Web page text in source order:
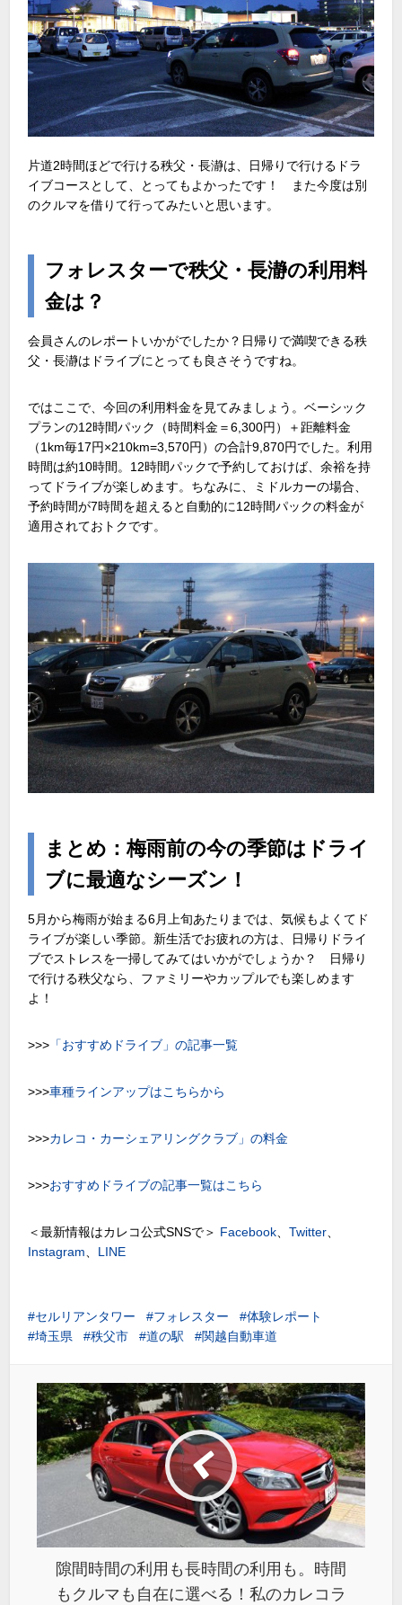
片道2時間ほどで行ける秩父・長瀞は、日帰りで行けるドラ
イブコースとして、とってもよかったです！ また今度は別
のクルマを借りて行ってみたいと思います。
フォレスターで秩父・長瀞の利用料
金は？
会員さんのレポートいかがでしたか？日帰りで満喫できる秩
父・長瀞はドライブにとっても良さそうですね。
ではここで、今回の利用料金を見てみましょう。ベーシック
プランの12時間パック（時間料金＝6,300円）＋距離料金
（1km毎17円×210km=3,570円）の合計9,870円でした。利用
時間は約10時間。12時間パックで予約しておけば、余裕を持
ってドライブが楽しめます。ちなみに、ミドルカーの場合、
予約時間が7時間を超えると自動的に12時間パックの料金が
適用されておトクです。
まとめ：梅雨前の今の季節はドライ
ブに最適なシーズン！
5月から梅雨が始まる6月上旬あたりまでは、気候もよくてド
ライブが楽しい季節。新生活でお疲れの方は、日帰りドライ
ブでストレスを一掃してみてはいかがでしょうか？ 日帰り
で行ける秩父なら、ファミリーやカップルでも楽しめます
よ！
>>> 「おすすめドライブ」の記事一覧
>>>車種ラインアップはこちらから
>>>カレコ・カーシェアリングクラブ」の料金
>>>おすすめドライブの記事一覧はこちら
＜最新情報はカレコ公式SNSで＞ Facebook、Twitter、
Instagram、 LINE
セルリアンタワー フォレスター
体験レポート
埼玉県
秩父市 道の駅 関越自動車道
隙間時間の利用も長時間の利用も。時間
もクルマも自在に選べる！私のカレコラ